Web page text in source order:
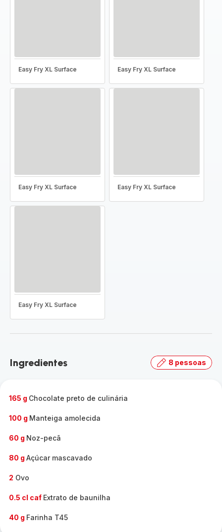
Easy Fry XL Surface Easy Fry XL Surface
Easy Fry XL Surface Easy Fry XL Surface
Easy Fry XL Surface
Ingredientes 8 pessoas
165 g Chocolate preto de culinária
100 g Manteiga amolecida
60 g Noz-pecã
80 g Açúcar mascavado
2 Ovo
0.5 cl caf Extrato de baunilha
40 g Farinha T45